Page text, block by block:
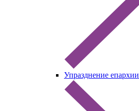
Упразднение епархии